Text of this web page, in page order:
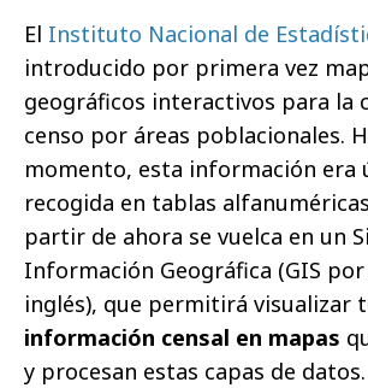
El Instituto Nacional de
introducido por primera vez
geográficos interactivos para la
censo por áreas poblacionales.
momento, esta información era
recogida en tablas
partir de ahora se vuelca en un
Información Geográfica (GIS
inglés), que permitirá visualizar
información censal en mapas
y procesan estas capas de